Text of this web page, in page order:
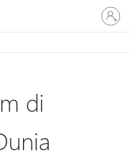
Masuk
ke
akun
di